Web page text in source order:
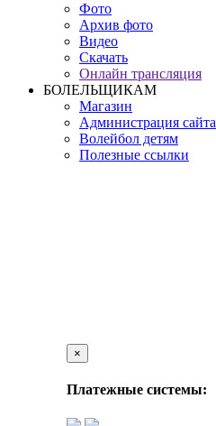
Фото
Архив фото
Видео
Скачать
Онлайн трансляция
БОЛЕЛЬЩИКАМ
Магазин
Администрация сайта
Волейбол детям
Полезные ссылки
×
Платежные системы: